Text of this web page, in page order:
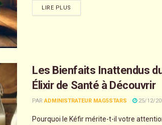
LIRE PLUS
Les Bienfaits Inattendus
Élixir de Santé à Découvrir
PAR ADMINISTRATEUR MAG5STARS 25/12/
Pourquoi le Kéfir mérite-t-il votre